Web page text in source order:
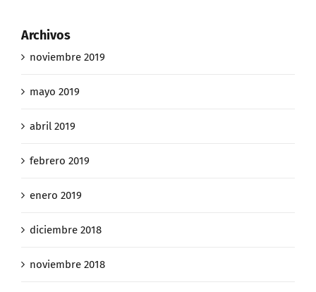
Archivos
noviembre 2019
mayo 2019
abril 2019
febrero 2019
enero 2019
diciembre 2018
noviembre 2018